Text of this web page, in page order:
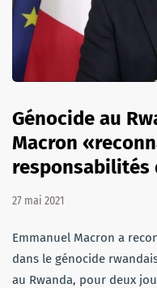
Génocide au
Macron
responsabilités
27 mai 2021
Emmanuel Macron a
dans le génocide
au Rwanda, pour deux